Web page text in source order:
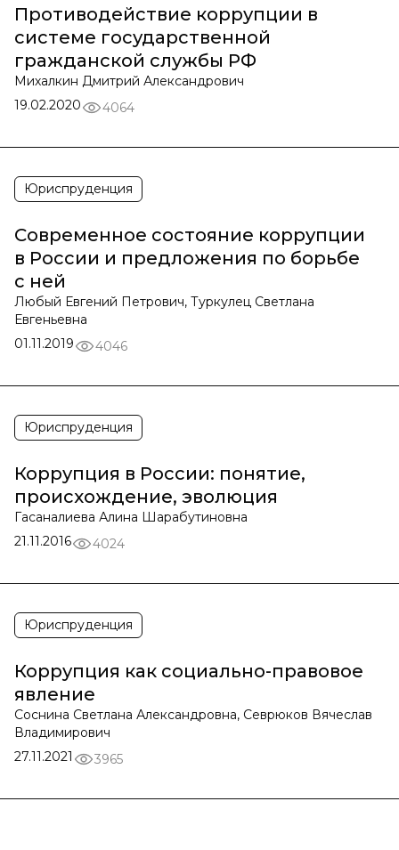
Противодействие коррупции в
системе государственной
гражданской службы РФ
Михалкин Дмитрий Александрович
19.02.2020
4064
Юриспруденция
Современное состояние коррупции
в России и предложения по борьбе
с ней
Любый Евгений Петрович, Туркулец Светлана
Евгеньевна
01.11.2019
4046
Юриспруденция
Коррупция в России: понятие,
происхождение, эволюция
Гасаналиева Алина Шарабутиновна
21.11.2016
4024
Юриспруденция
Коррупция как социально-правовое
явление
Соснина Светлана Александровна, Севрюков Вячеслав
Владимирович
27.11.2021
3965